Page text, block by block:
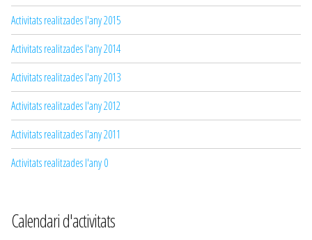
Activitats realitzades l'any 2015
Activitats realitzades l'any 2014
Activitats realitzades l'any 2013
Activitats realitzades l'any 2012
Activitats realitzades l'any 2011
Activitats realitzades l'any 0
Calendari d'activitats